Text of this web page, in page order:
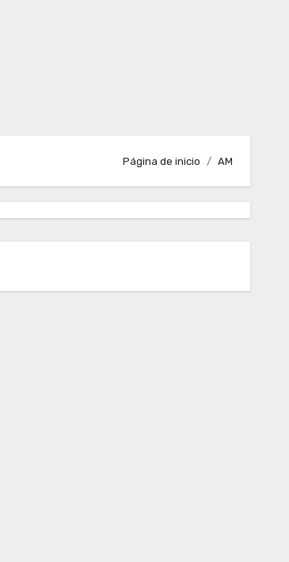
Página de inicio AM